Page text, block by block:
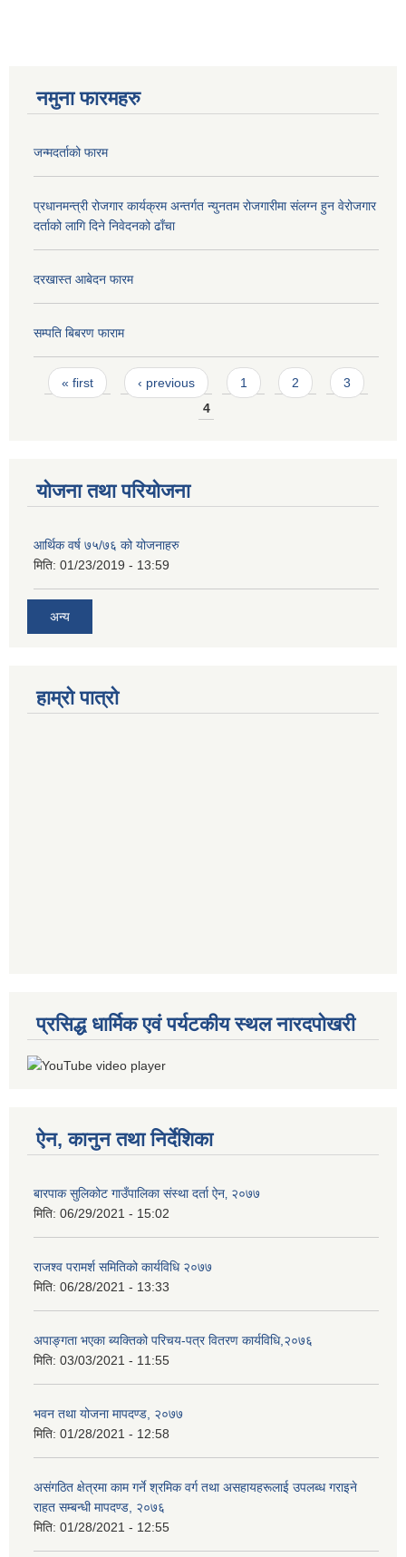
नमुना फारमहरु
जन्मदर्ताको फारम
प्रधानमन्त्री रोजगार कार्यक्रम अन्तर्गत न्युनतम रोजगारीमा संलग्न हुन वेरोजगार
दर्ताको लागि दिने निवेदनको ढाँचा
दरखास्त आबेदन फारम
सम्पति बिबरण फाराम
Pages
« first ‹ previous 1 2
3
4
योजना तथा परियोजना
आर्थिक वर्ष ७५/७६ को योजनाहरु
मिति: 01/23/2019 - 13:59
अन्य
हाम्रो पात्रो
प्रसिद्ध धार्मिक एवं पर्यटकीय स्थल नारदपोखरी
ऐन, कानुन तथा निर्देशिका
बारपाक सुलिकोट गाउँपालिका संस्था दर्ता ऐन‚ २०७७
मिति: 06/29/2021 - 15:02
राजश्व परामर्श समितिको कार्यविधि २०७७
मिति: 06/28/2021 - 13:33
अपाङ्गता भएका ब्यक्तिको परिचय-पत्र वितरण कार्यविधि,२०७६
मिति: 03/03/2021 - 11:55
भवन तथा योजना मापदण्ड, २०७७
मिति: 01/28/2021 - 12:58
असंगठित क्षेत्रमा काम गर्ने श्रमिक वर्ग तथा असहायहरूलाई उपलब्ध गराइने
राहत सम्बन्धी मापदण्ड, २०७६
मिति: 01/28/2021 - 12:55